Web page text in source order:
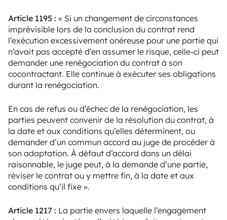
Article 1195 : « Si un changement de circonstances
imprévisible lors de la conclusion du contrat rend
l’exécution excessivement onéreuse pour une partie qui
n’avait pas accepté d’en assumer le risque, celle-ci peut
demander une renégociation du contrat à son
cocontractant. Elle continue à exécuter ses obligations
durant la renégociation.
En cas de refus ou d’échec de la renégociation, les
parties peuvent convenir de la résolution du contrat, à
la date et aux conditions qu’elles déterminent, ou
demander d’un commun accord au juge de procéder à
son adaptation. À défaut d’accord dans un délai
raisonnable, le juge peut, à la demande d’une partie,
réviser le contrat ou y mettre fin, à la date et aux
conditions qu’il fixe ».
Article 1217 : La partie envers laquelle l’engagement